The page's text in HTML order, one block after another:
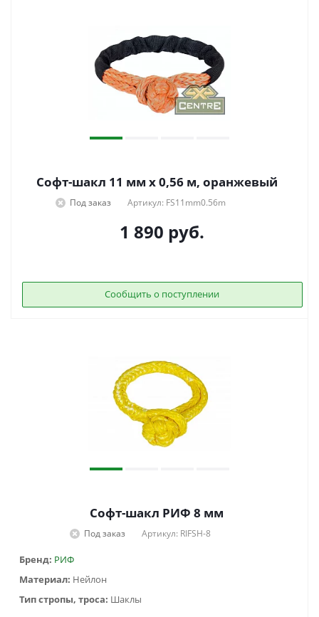
Софт-шакл 11 мм x 0,56 м, оранжевый
Под заказ Артикул: FS11mm0.56m
1 890 руб.
Сообщить о поступлении
Софт-шакл РИФ 8 мм
Под заказ Артикул: RIFSH-8
Бренд: РИФ
Материал: Нейлон
Тип стропы, троса: Шаклы